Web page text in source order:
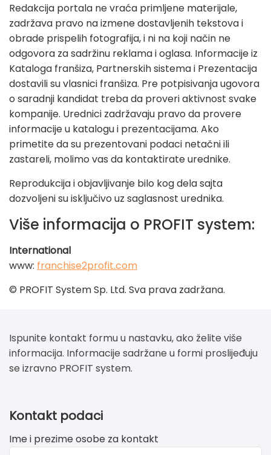
Redakcija portala ne vraća primljene materijale,
zadržava pravo na izmene dostavljenih tekstova i
obrade prispelih fotografija, i ni na koji način ne
odgovora za sadržinu reklama i oglasa. Informacije iz
Kataloga franšiza, Partnerskih sistema i Prezentacija
dostavili su vlasnici franšiza. Pre potpisivanja ugovora
o saradnji kandidat treba da proveri aktivnost svake
kompanije. Urednici zadržavaju pravo da provere
informacije u katalogu i prezentacijama. Ako
primetite da su prezentovani podaci netačni ili
zastareli, molimo vas da kontaktirate urednike.
Reprodukcija i objavljivanje bilo kog dela sajta
dozvoljeni su isključivo uz saglasnost urednika.
Više informacija o PROFIT system:
International
www: franchise2profit.com
© PROFIT System Sp. Ltd. Sva prava zadržana.
Ispunite kontakt formu u nastavku, ako želite više
informacija. Informacije sadržane u formi proslijeđuju
se izravno PROFIT system.
Kontakt podaci
Ime i prezime osobe za kontakt
If
see